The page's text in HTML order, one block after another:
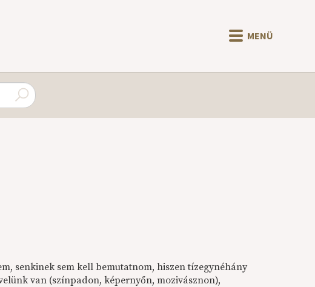
MENÜ
senkinek sem kell bemutatnom, hiszen tízegynéhány
van (színpadon, képernyőn, mozivásznon),